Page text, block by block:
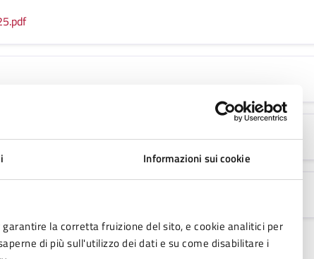
Informazioni sui cookie
la corretta fruizione del sito, e cookie analitici per
di più sull'utilizzo dei dati e su come disabilitare i
.pdf
.pdf